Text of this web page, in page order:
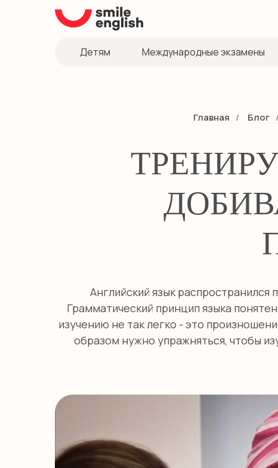
Детям Международные экзамены
Главная / Блог
Английский язык
Грамматический принцип языка
изучению не так легко - это
образом нужно упражняться, чтобы